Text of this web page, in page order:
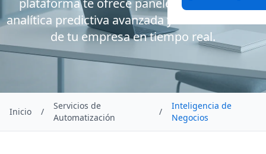
plataforma te ofrece paneles interactivos,
analítica predictiva avanzada y una visión 360°
de tu empresa en tiempo real.
Inicio /
Servicios de
Automatización
/
Inteligencia de
Negocios